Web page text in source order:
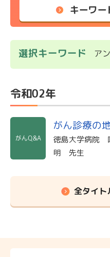
キーワー
選択キーワード ア
令和02年
がんQ&A
がん診療の
徳島大学病院
明 先生
全タイト